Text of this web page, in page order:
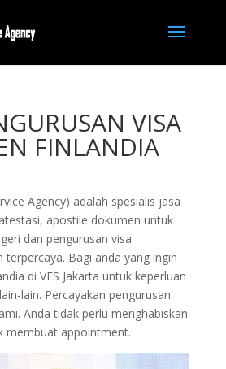
VISA
FINLANDIA
Agency) adalah spesialis jasa
apostile dokumen untuk
dan pengurusan visa
terpercaya. Bagi anda yang ingin
di VFS Jakarta untuk keperluan
lain. Percayakan pengurusan
Anda tidak perlu menghabiskan
membuat appointment.